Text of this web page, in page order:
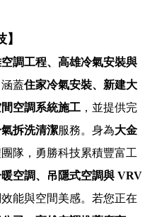
調工程、高雄冷氣安裝與
涵蓋住家冷氣安裝、新建大
空調系統施工 ，並提供完
拆洗清潔服務。身為大金
隊，勇勝科技累積豐富工
空調、吊隱式空調與 VRV
能與空間美感。若您正在